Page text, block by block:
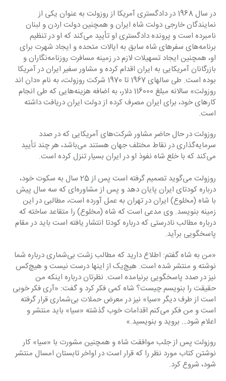
در سال 1968 در دادگستری آمریکا از روزولت به عنوان یکی از
نمایندگان خارجی دولت شاه ایران و ‏همچنین دولت اردن و لبنان
نامبرده است و پرونده دادگستری او تأیید می‌کند که او در تنظیم
برنامه‌های ‏سفرهای شاه سابق به ایالات متحده و ایجاد شهرت برای
او، همچنین ایجاد تسهیلات لازم در زمینه ‏مسافرت روزنامه‌نگاران و
بازرگانان آمریکایی به ایران اقدام کرده و مشاور سفیر ایران در آمریکا
بوده است. ‏طی سالهای 1967 تا 1970 شرکت روزولت، به نام «دان اند
روزولت» سالانه مبلغ 116000 دلار، به اضافه ‏هزینه‌هایی که طی انجام
کارهای خود، برای ایران مصرف کرده از دولت ایران دریافت داشته
است.‏
روزولت در حال حاضر مشاور شرکت‌های آمریکایی که در صدد
سرمایه‌گذاری در نقاط مختلف جهان ‏هستند می‌باشد، هر چند تأیید
می‌کند که با خلع شاه نفوذ او در ایران بسیار تنزل کرده است.‏
روزولت می‌گوید تصمیم گرفته است پس از 25 سال به سکوت خود،
درباره کودتای ایران پایان دهد و ‏پس از مشاوره‌ای که سه سال پیش
با شاه (مخلوع) ایران در تهران به عمل آورده است، مطالبی در این
‏زمینه بنویسد. وی مدعی است که شاه (مخلوع) را متقاعد ساخته که
درباره مطالب نادرستی که درباره ‏کودتا انتشار یافته است باید در مقام
پاسخگویی برآید.‏
‏«من به شاه گفتم: اطلاع دارید که مطالب زشت بی‌شماری درباره شما
نوشته و منتشر شده است. هیچ‌یک ‏از اینها درست نیست و هیچ‌کس
نیز در صدد پاسخگویی برنیامده است. نظرتان درباره اینکه من
حقیقت را ‏بنویسم چیست؟ شاه کمی فکر کرد و گفت: «آری فکر خوبی
است از طرف دیگر «سیا» نیز در معرض ‏حملات بی‌شماری قرار گرفته
است و من فکر می‌کنم اقدامات خوب گذشته «سیا» باید منتشر و
اعلام ‏شود… بروید و بنویسید.»‏
روزولت پس از جلب موافقت شاه و همچنین مشورت با «سیا» کار
نوشتن کتاب مورد نظر را که قرار ‏است در اواخر تابستان امسال منتشر
شود، شروع کرد.‏